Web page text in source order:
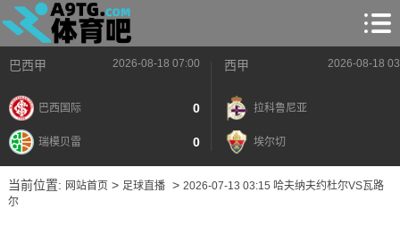
巴西甲 2026-08-18 07:00
巴西国际 0
瑞模贝雷 0
西甲 2026-08-18
拉科鲁尼亚
埃尔切
当前位置: 网站首页> 足球直播> 2026-07-13 03:15 哈夫纳夫约杜尔VS瓦路
尔